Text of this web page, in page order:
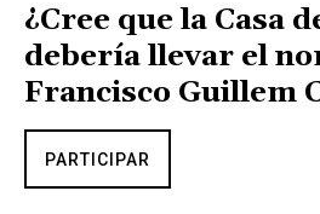
¿Cree que la Casa
debería llevar el
Francisco Guillem
PARTICIPAR